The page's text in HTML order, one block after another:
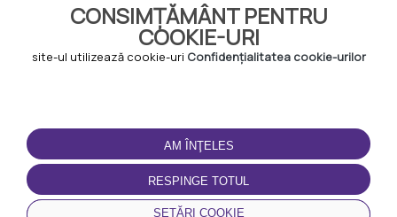
CONSIMȚĂMÂNT PENTRU
COOKIE-URI
site-ul utilizează cookie-uri Confidențialitatea cookie-urilor
AM ÎNŢELES
RESPINGE TOTUL
SETĂRI COOKIE
TERMENI DE UTILIZARE
Termeni și condiții
Politica de
Confidențialitate
Politica de cookie-uri
DESCĂRCAȚI
APLICAȚIA